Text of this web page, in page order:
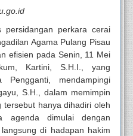
persidangan perkara cerai
Agama Pulang Pisau
efisien pada Senin, 11 Mei
Kartini, S.H.I., yang
Pengganti, mendampingi
S.H., dalam memimpin
tersebut hanya dihadiri oleh
agenda dimulai dengan
di hadapan hakim